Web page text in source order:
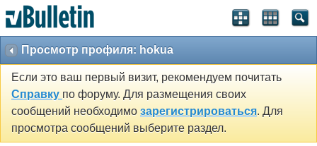
Просмотр профиля: hokua
Если это ваш первый визит, рекомендуем почитать
Справку по форуму. Для размещения своих
сообщений необходимо зарегистрироваться. Для
просмотра сообщений выберите раздел.